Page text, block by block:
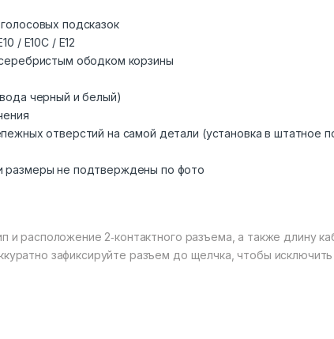
подсказок
/ E10C / E12
ободком корзины
черный и белый)
отверстий на самой детали (установка в штатное
размеры не подтверждены по фото
расположение 2‑контактного разъема, а также длину
зафиксируйте разъем до щелчка, чтобы